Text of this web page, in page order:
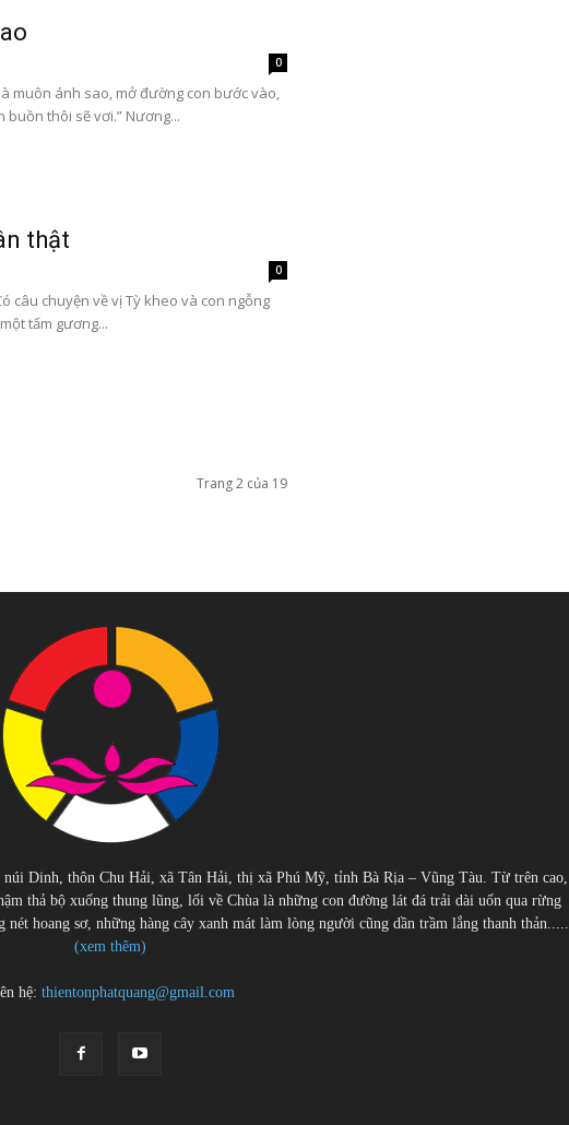
0
là muôn ánh sao, mở đường con bước vào,
thôi sẽ vơi.” Nương...
thật
0
câu chuyện về vị Tỳ kheo và con ngỗng
tấm gương...
Trang 2 của 19
Dinh, thôn Chu Hải, xã Tân Hải, thị xã Phú Mỹ, tỉnh Bà Rịa – Vũng Tàu. Từ trên cao,
thả bộ xuống thung lũng, lối về Chùa là những con đường lát đá trải dài uốn qua rừng
hoang sơ, những hàng cây xanh mát làm lòng người cũng dần trầm lắng thanh thản.....
(xem thêm)
hệ: thientonphatquang@gmail.com